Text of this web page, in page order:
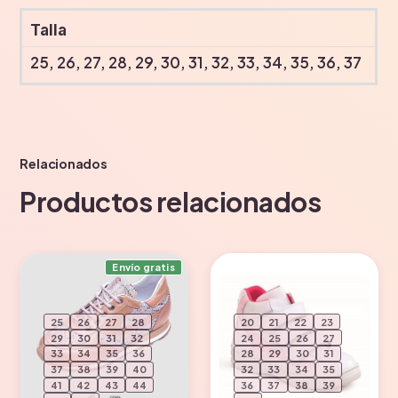
Talla
25, 26, 27, 28, 29, 30, 31, 32, 33, 34, 35, 36, 37
Relacionados
Productos relacionados
Envío gratis
25 26 27
28
29
30 31
32
33
34 35
36
37
38 39
40
41
42 43
44
20 21 22
23
24
25 26
27
28
29 30
31
32
33 34
35
36
37 38
39